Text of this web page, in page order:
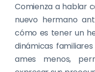
Comienza a hablar
nuevo hermano
cómo es tener un
dinámicas
ames menos,